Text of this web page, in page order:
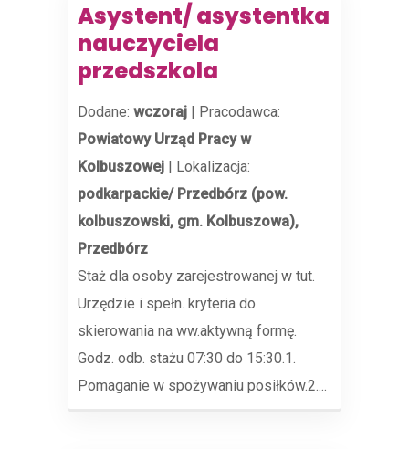
Asystent/ asystentka
nauczyciela
przedszkola
Dodane: wczoraj | Pracodawca:
Powiatowy Urząd Pracy w
Kolbuszowej | Lokalizacja:
podkarpackie/ Przedbórz (pow.
kolbuszowski, gm. Kolbuszowa),
Przedbórz
Staż dla osoby zarejestrowanej w tut.
Urzędzie i spełn. kryteria do
skierowania na ww.aktywną formę.
Godz. odb. stażu 07:30 do 15:30.1.
Pomaganie w spożywaniu posiłków.2....